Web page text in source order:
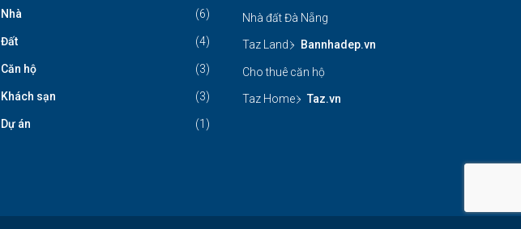
Nhà (6)
Đất (4)
Căn hộ (3)
Khách sạn (3)
Dự án (1)
Nhà đất Đà Nẵng
Taz Land - Bannhadep.vn
Cho thuê căn hộ
Taz Home - Taz.vn